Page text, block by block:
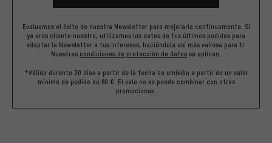
Evaluamos el éxito de nuestra Newsletter para mejorarla continuamente. Si
ya eres cliente nuestro, utilizamos los datos de tus últimos pedidos para
adaptar la Newsletter a tus intereses, haciéndola así más valiosa para ti.
Nuestras condiciones de protección de datos se aplican.
*Válido durante 30 días a partir de la fecha de emisión a partir de un valor
mínimo de pedido de 60 €. El vale no se puede combinar con otras
promociones.